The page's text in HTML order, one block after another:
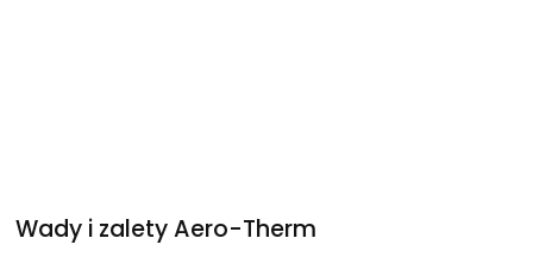
Wady i zalety Aero-Therm